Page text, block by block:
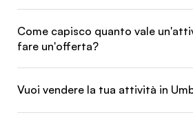
Come capisco quanto vale
fare un'offerta?
Vuoi vendere la tua attività in